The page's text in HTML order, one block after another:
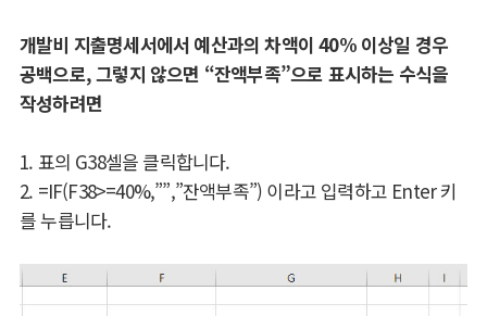
개발비 지출명세서에서 예산과의 차액이 40% 이상일 경우
공백으로, 그렇지 않으면 “잔액부족”으로 표시하는 수식을
작성하려면
1. 표의 G38셀을 클릭합니다.
2. =IF(F38>=40%,””,”잔액부족”) 이라고 입력하고 Enter 키
를 누릅니다.